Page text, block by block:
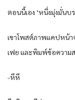
ตอนนี้เอง ‘หนึ่งมุ่งมั่นบ
เขาโพสต์ภาพแคปหน้า
เฟย และพิมพ์ข้อความ
-หึหึ